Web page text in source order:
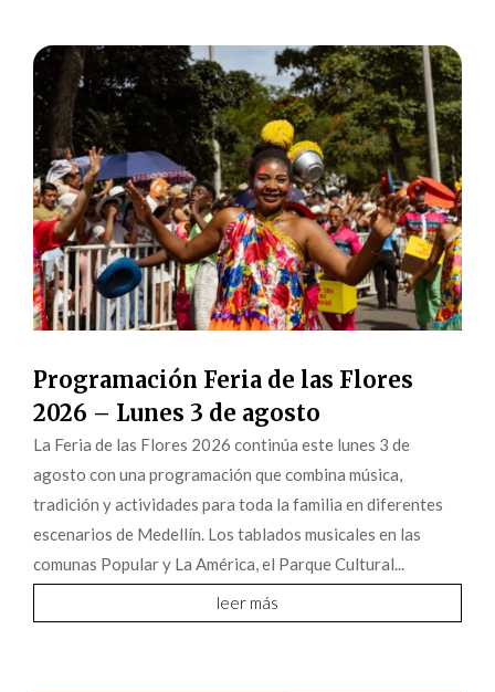
Programación Feria de las Flores
2026 – Lunes 3 de agosto
La Feria de las Flores 2026 continúa este lunes 3 de
agosto con una programación que combina música,
tradición y actividades para toda la familia en diferentes
escenarios de Medellín. Los tablados musicales en las
comunas Popular y La América, el Parque Cultural...
leer más